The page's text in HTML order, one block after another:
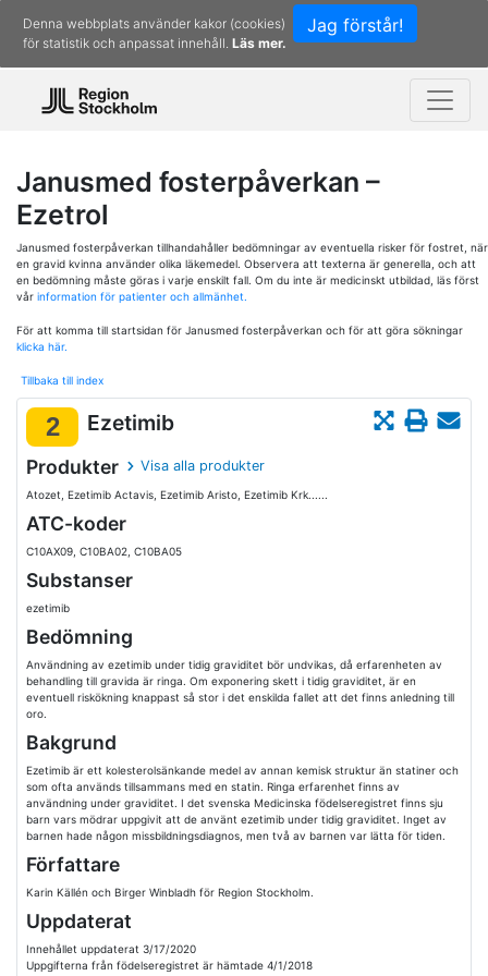
Jag förstår!
Denna webbplats använder kakor (cookies)
för statistik och anpassat innehåll. Läs mer.
Janusmed fosterpåverkan –
Ezetrol
Janusmed fosterpåverkan tillhandahåller bedömningar av eventuella risker för fostret, när
en gravid kvinna använder olika läkemedel. Observera att texterna är generella, och att
en bedömning måste göras i varje enskilt fall. Om du inte är medicinskt utbildad, läs först
vår information för patienter och allmänhet.
För att komma till startsidan för Janusmed fosterpåverkan och för att göra sökningar
klicka här.
Tillbaka till index
2 Ezetimib
Produkter Visa alla produkter
Atozet, Ezetimib Actavis, Ezetimib Aristo, Ezetimib Krk......
ATC-koder
C10AX09, C10BA02, C10BA05
Substanser
ezetimib
Bedömning
Användning av ezetimib under tidig graviditet bör undvikas, då erfarenheten av
behandling till gravida är ringa. Om exponering skett i tidig graviditet, är en
eventuell riskökning knappast så stor i det enskilda fallet att det finns anledning till
oro.
Bakgrund
Ezetimib är ett kolesterolsänkande medel av annan kemisk struktur än statiner och
som ofta används tillsammans med en statin. Ringa erfarenhet finns av
användning under graviditet. I det svenska Medicinska födelseregistret finns sju
barn vars mödrar uppgivit att de använt ezetimib under tidig graviditet. Inget av
barnen hade någon missbildningsdiagnos, men två av barnen var lätta för tiden.
Författare
Karin Källén och Birger Winbladh för Region Stockholm.
Uppdaterat
Innehållet uppdaterat 3/17/2020
Uppgifterna från födelseregistret är hämtade 4/1/2018